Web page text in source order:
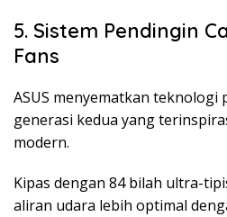
5. Sistem Pendingin
Fans
ASUS menyematkan teknologi
generasi kedua yang
modern.
Kipas dengan 84 bilah ultra-
aliran udara lebih optimal